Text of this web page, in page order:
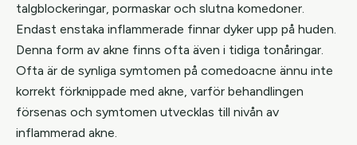
talgblockeringar, pormaskar och slutna komedoner.
Endast enstaka inflammerade finnar dyker upp på huden.
Denna form av akne finns ofta även i tidiga tonåringar.
Ofta är de synliga symtomen på comedoacne ännu inte
korrekt förknippade med akne, varför behandlingen
försenas och symtomen utvecklas till nivån av
inflammerad akne.